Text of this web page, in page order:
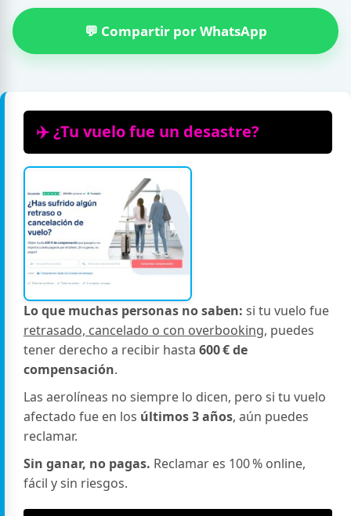
💬 Compartir por WhatsApp
✈️ ¿Tu vuelo fue un desastre?
Lo que muchas personas no saben: si tu vuelo fue
retrasado, cancelado o con overbooking, puedes
tener derecho a recibir hasta 600 € de
compensación.
Las aerolíneas no siempre lo dicen, pero si tu vuelo
afectado fue en los últimos 3 años, aún puedes
reclamar.
Sin ganar, no pagas. Reclamar es 100 % online,
fácil y sin riesgos.